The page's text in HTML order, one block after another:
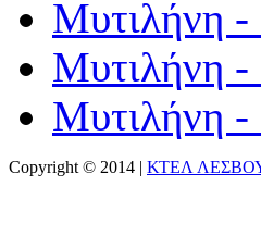
Μυτιλήνη
Μυτιλήνη
Μυτιλήνη -
Copyright © 2014 | ΚΤΕΛ